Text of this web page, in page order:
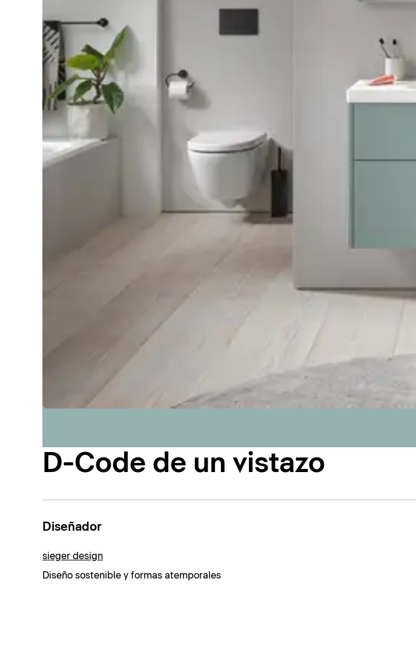
D-Code de un vistazo
Diseñador
sieger design
Diseño sostenible y formas atemporales